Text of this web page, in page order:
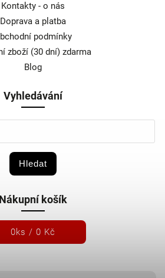
Kontakty - o nás
Doprava a platba
podmínky
zboží (30 dní) zdarma
Blog
Vyhledávání
Hledat
Nákupní košík
0ks / 0 Kč